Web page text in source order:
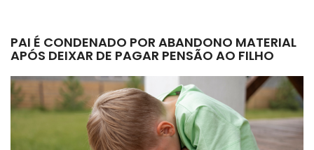
PAI É CONDENADO POR ABANDONO MATERIAL
APÓS DEIXAR DE PAGAR PENSÃO AO FILHO